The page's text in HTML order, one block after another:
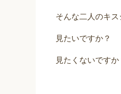
そんな二人のキス
見たいですか？
見たくないですか